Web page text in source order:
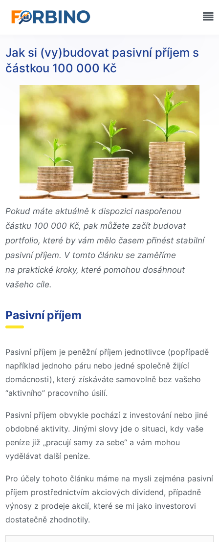
Jak si (vy)budovat pasivní příjem s
částkou 100 000 Kč
Pokud máte aktuálně k dispozici naspořenou
částku 100 000 Kč, pak můžete začít budovat
portfolio, které by vám mělo časem přinést stabilní
pasivní příjem. V tomto článku se zaměříme
na praktické kroky, které pomohou dosáhnout
vašeho cíle.
Pasivní příjem
Pasivní příjem je peněžní příjem jednotlivce (popřípadě
například jednoho páru nebo jedné společně žijící
domácnosti), který získáváte samovolně bez vašeho
“aktivního” pracovního úsilí.
Pasivní příjem obvykle pochází z investování nebo jiné
obdobné aktivity. Jinými slovy jde o situaci, kdy vaše
peníze již „pracují samy za sebe“ a vám mohou
vydělávat další peníze.
Pro účely tohoto článku máme na mysli zejména pasivní
příjem prostřednictvím akciových dividend, případně
výnosy z prodeje akcií, které se mi jako investorovi
dostatečně zhodnotily.